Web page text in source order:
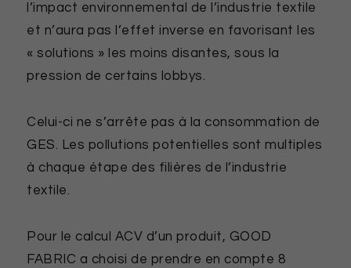
l’impact environnemental de l’industrie textile
et n’aura pas l’effet inverse en favorisant les
« solutions » les moins disantes, sous la
pression de certains lobbys.
Celui-ci ne s’arrête pas à la consommation de
GES. Les pollutions potentielles sont multiples
à chaque étape des filières de l’industrie
textile.
Pour le calcul ACV d’un produit, GOOD
FABRIC a choisi de prendre en compte 8